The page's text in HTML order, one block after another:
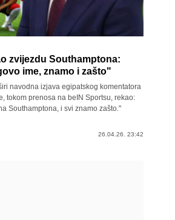
zvijezdu Southamptona:
ime, znamo i zašto"
navodna izjava egipatskog komentatora
tokom prenosa na beIN Sportsu, rekao:
Southamptona, i svi znamo zašto."
26.04.26. 23:42